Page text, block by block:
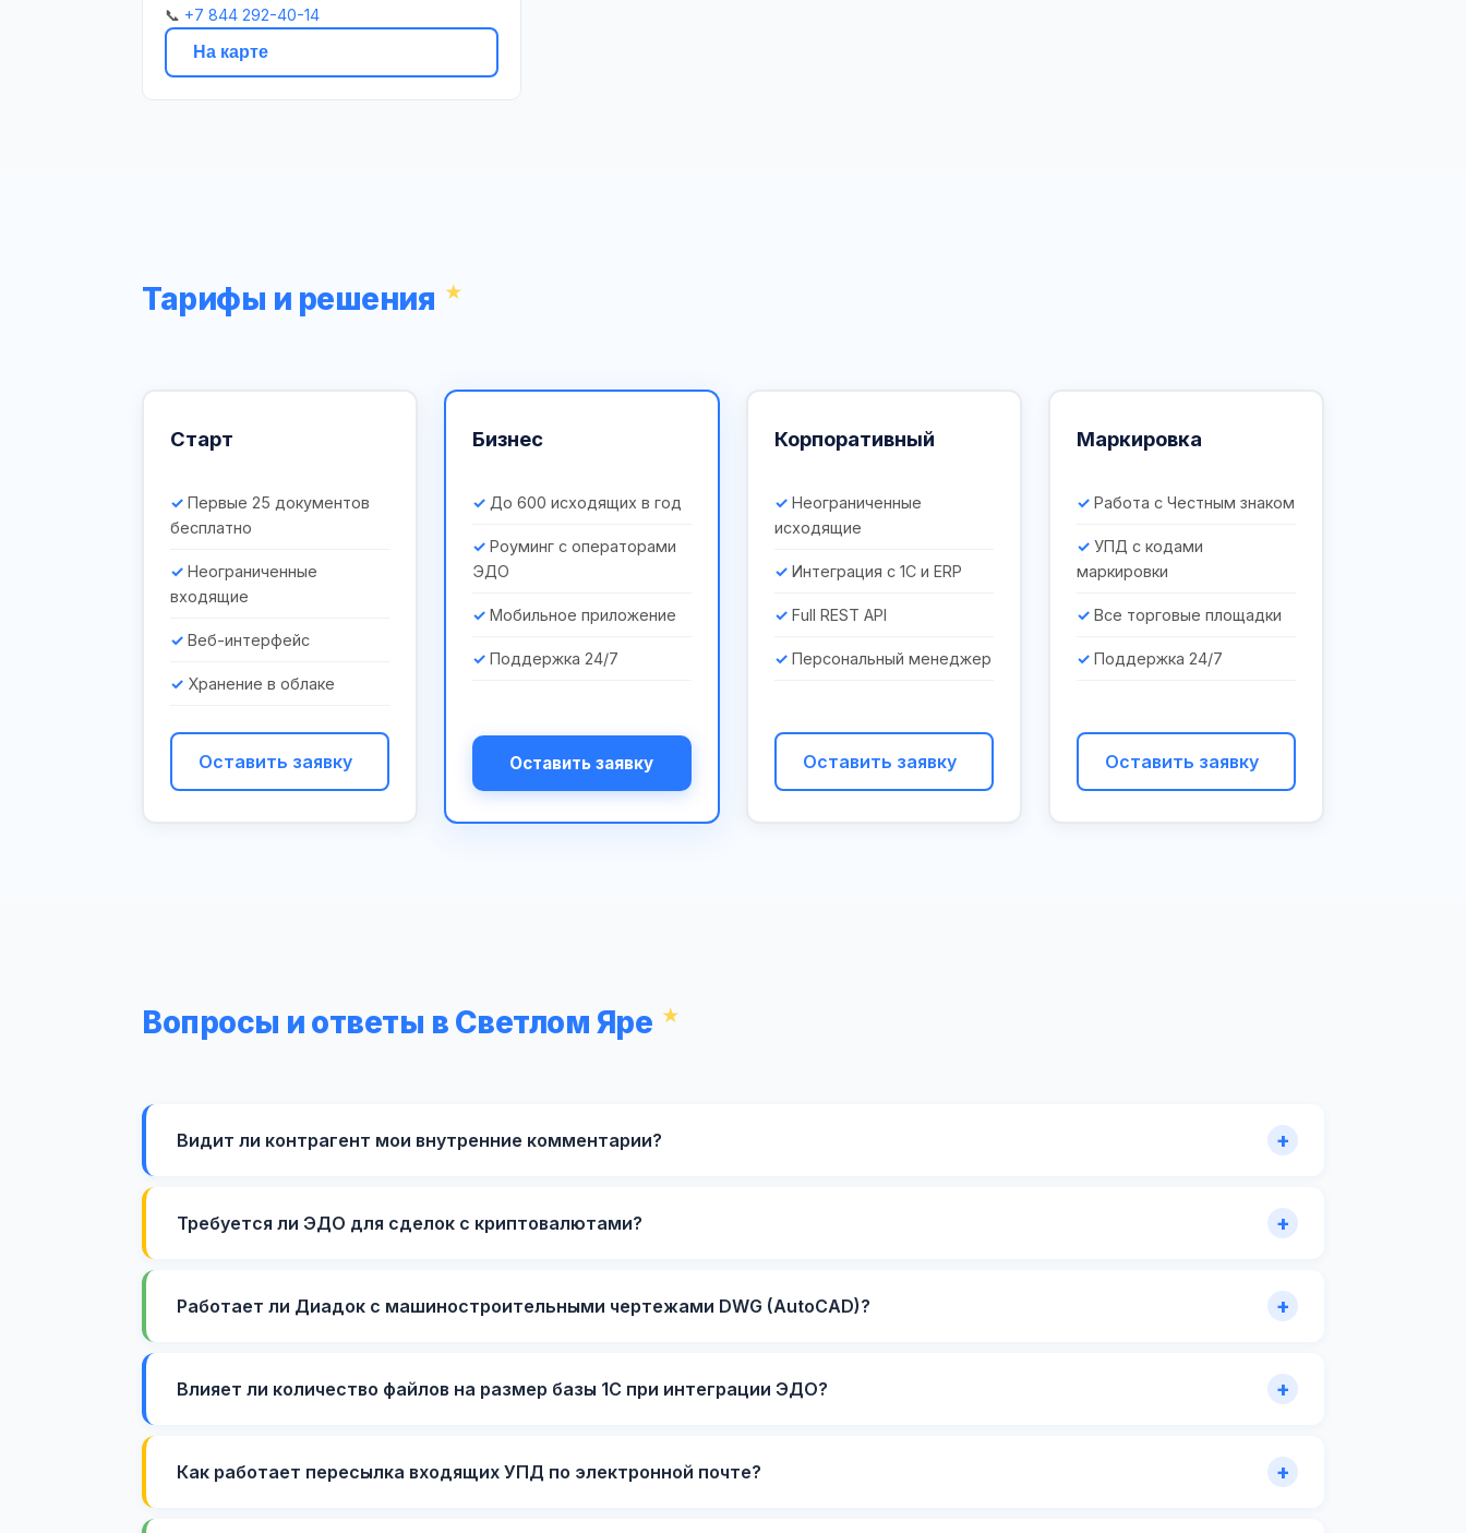
📞 +7 844 292-40-14
На карте
Тарифы и решения
Старт
Первые 25 документов
бесплатно
Неограниченные
входящие
Веб-интерфейс
Хранение в облаке
Оставить заявку
Бизнес
До 600 исходящих в год
Роуминг с операторами
ЭДО
Мобильное приложение
Поддержка 24/7
Оставить заявку
Корпоративный
Неограниченные
исходящие
Интеграция с 1С и ERP
Full REST API
Персональный менеджер
Оставить заявку
Маркировка
Работа с Честным знаком
УПД с кодами
маркировки
Все торговые площадки
Поддержка 24/7
Оставить заявку
Вопросы и ответы в Светлом Яре
Видит ли контрагент мои внутренние комментарии?
Требуется ли ЭДО для сделок с криптовалютами?
Работает ли Диадок с машиностроительными чертежами DWG (AutoCAD)?
Влияет ли количество файлов на размер базы 1С при интеграции ЭДО?
Как работает пересылка входящих УПД по электронной почте?